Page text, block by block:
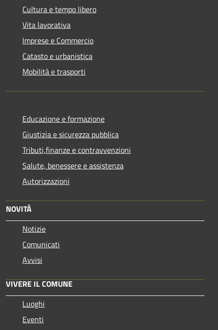
Cultura e tempo libero
Vita lavorativa
Imprese e Commercio
Catasto e urbanistica
Mobilità e trasporti
Educazione e formazione
Giustizia e sicurezza pubblica
Tributi,finanze e contravvenzioni
Salute, benessere e assistenza
Autorizzazioni
NOVITÀ
Notizie
Comunicati
Avvisi
VIVERE IL COMUNE
Luoghi
Eventi